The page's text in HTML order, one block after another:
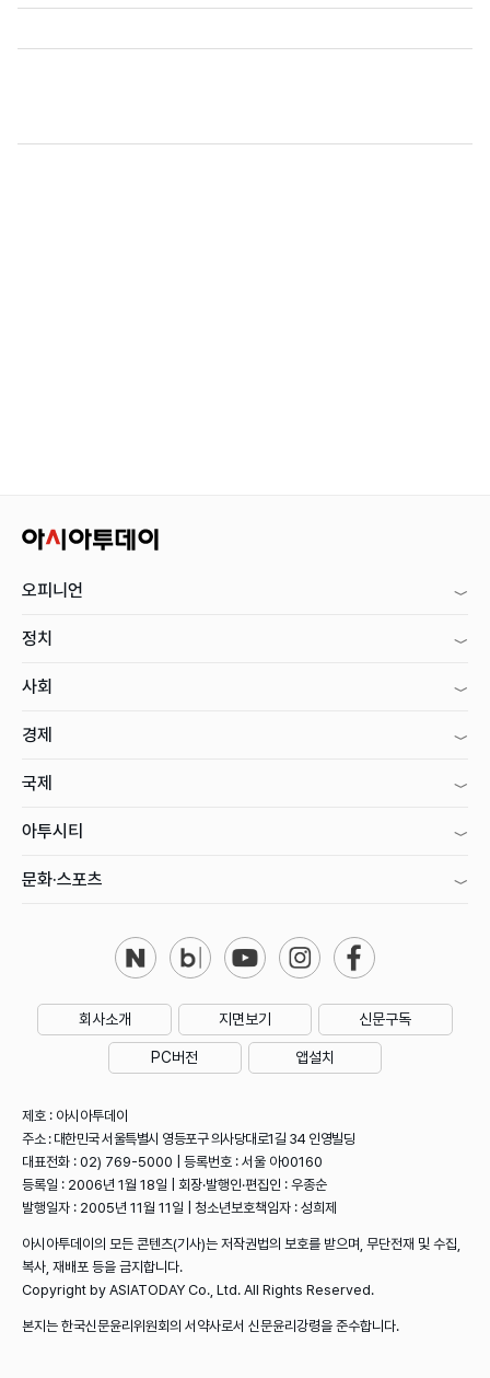
오피니언
정치
사회
경제
국제
아투시티
문화·스포츠
회사소개 지면보기 신문구독
PC버전 앱설치
제호 : 아시아투데이
주소 : 대한민국 서울특별시 영등포구 의사당대로1길 34 인영빌딩
대표전화 : 02) 769-5000 | 등록번호 : 서울 아00160
등록일 : 2006년 1월 18일 | 회장·발행인·편집인 : 우종순
발행일자 : 2005년 11월 11일 | 청소년보호책임자 : 성희제
아시아투데이의 모든 콘텐츠(기사)는 저작권법의 보호를 받으며, 무단전재 및 수집,
복사, 재배포 등을 금지합니다.
Copyright by ASIATODAY Co., Ltd. All Rights Reserved.
본지는 한국신문윤리위원회의 서약사로서 신문윤리강령을 준수합니다.